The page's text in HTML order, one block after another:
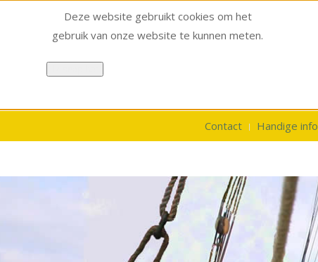
Deze website gebruikt cookies om het
gebruik van onze website te kunnen meten.
Contact Handige info